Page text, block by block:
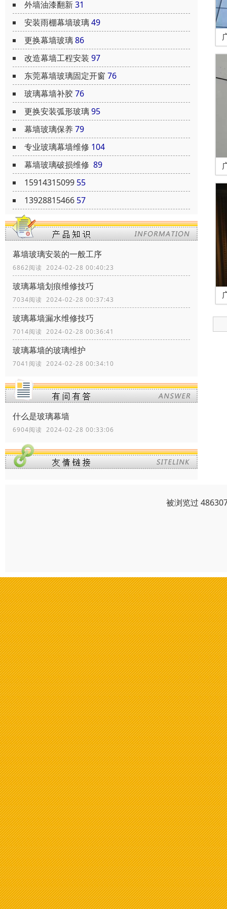
外墙油漆翻新31
安装雨棚幕墙玻璃49
更换幕墙玻璃86
改造幕墙工程安装 97
东莞幕墙玻璃固定开窗 76
玻璃幕墙补胶76
更换安装弧形玻璃95
幕墙玻璃保养79
专业玻璃幕墙维修 104
幕墙玻璃破损维修 89
15914315099 55
13928815466 57
幕墙玻璃安装的一般工序
6862阅读 2024-02-28 00:40:23
玻璃幕墙划痕维修技巧
7034阅读 2024-02-28 00:37:43
玻璃幕墙漏水维修技巧
7014阅读 2024-02-28 00:36:41
玻璃幕墙的玻璃维护
7041阅读 2024-02-28 00:34:10
什么是玻璃幕墙
6904阅读 2024-02-28 00:33:06
被浏览过